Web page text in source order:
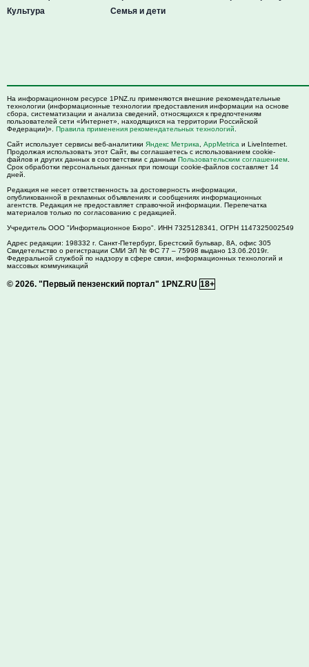
Культура
Семья и дети
На информационном ресурсе 1PNZ.ru применяются внешние рекомендательные
технологии (информационные технологии предоставления информации на основе
сбора, систематизации и анализа сведений, относящихся к предпочтениям
пользователей сети «Интернет», находящихся на территории Российской
Федерации)». Правила применения рекомендательных технологий
Сайт использует сервисы веб-аналитики Яндекс Метрика AppMetrica и LiveInternet.
Продолжая использовать этот Сайт, вы соглашаетесь с использованием cookie-
файлов и других данных в соответствии с данным Пользовательским соглашением
Срок обработки персональных данных при помощи cookie-файлов составляет 14
дней.
Редакция не несет ответственность за достоверность информации,
опубликованной в рекламных объявлениях и сообщениях информационных
агентств. Редакция не предоставляет справочной информации. Перепечатка
материалов только по согласованию с редакцией.
Учредитель ООО "Информационное Бюро". ИНН 7325128341, ОГРН 1147325002549
Адрес редакции: 198332 г. Санкт-Петербург, Брестский бульвар, 8А, офис 305
Свидетельство о регистрации СМИ ЭЛ № ФС 77 – 75998 выдано 13.06.2019г.
Федеральной службой по надзору в сфере связи, информационных технологий и
массовых коммуникаций
© 2026. "Первый пензенский портал" 1PNZ.RU 18+